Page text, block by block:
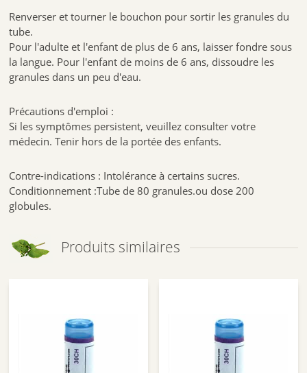
Renverser et tourner le bouchon pour sortir les granules du
tube.
Pour l'adulte et l'enfant de plus de 6 ans, laisser fondre sous
la langue. Pour l'enfant de moins de 6 ans, dissoudre les
granules dans un peu d'eau.
Précautions d'emploi :
Si les symptômes persistent, veuillez consulter votre
médecin. Tenir hors de la portée des enfants.
Contre-indications : Intolérance à certains sucres.
Conditionnement :Tube de 80 granules.ou dose 200
globules.
Produits similaires